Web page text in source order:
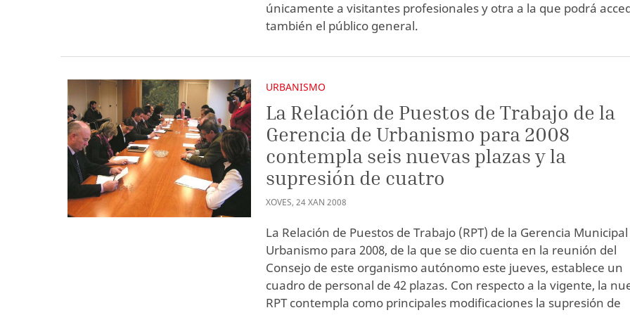
únicamente a visitantes profesionales y otra a la que podrá
también el público general.
URBANISMO
La Relación de Puestos de Trabajo de la
Gerencia de Urbanismo para 2008
contempla seis nuevas plazas y la
supresión de cuatro
XOVES,24XAN 2008
La Relación de Puestos de Trabajo (RPT) de la Gerencia
Urbanismo para 2008, de la que se dio cuenta en la reunión del
Consejo de este organismo autónomo este jueves, establece un
cuadro de personal de 42 plazas. Con respecto a la vigente, la
RPT contempla como principales modificaciones la supresión de